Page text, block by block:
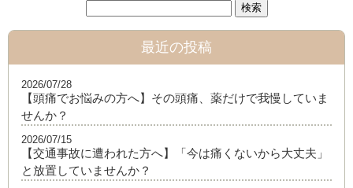
最近の投稿
【頭痛でお悩みの方へ】その頭痛、薬だけで我慢していま
せんか？
2026/07/28
【交通事故に遭われた方へ】「今は痛くないから大丈夫」
と放置していませんか？
2026/07/15